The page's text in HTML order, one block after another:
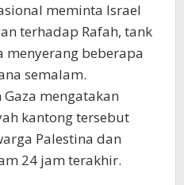
meminta Israel
terhadap Rafah, tank
menyerang beberapa
semalam.
mengatakan
kantong tersebut
Palestina dan
24 jam terakhir.